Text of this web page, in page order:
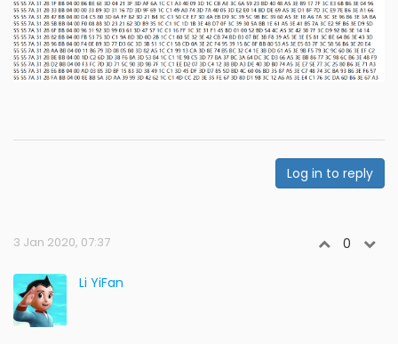
Log in to reply
3 Jan 2020, 07:37 0
Li YiFan